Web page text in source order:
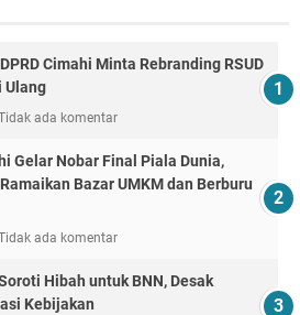
Cimahi Minta Rebranding RSUD
Ulang
ada komentar
Gelar Nobar Final Piala Dunia,
Bazar UMKM dan Berburu
ada komentar
Hibah untuk BNN, Desak
Kebijakan